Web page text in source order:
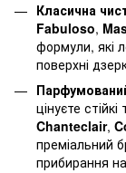
Класична
Fabuloso,
формули, які
поверхні
цінуєте
Chanteclair,
преміальний
прибирання